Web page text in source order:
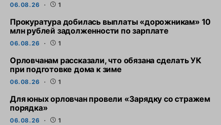
06.08.26 1
Прокуратура добилась выплаты «дорожникам» 10
млн рублей задолженности по зарплате
06.08.26 1
Орловчанам рассказали, что обязана сделать УК
при подготовке дома к зиме
06.08.26 1
Для юных орловчан провели «Зарядку со стражем
порядка»
06.08.26 1